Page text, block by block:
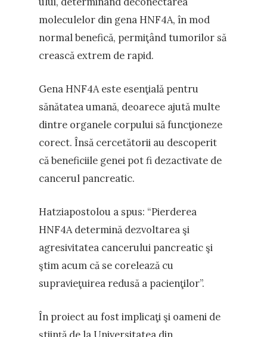
moleculelor din gena HNF4A, în mod
normal benefică, permiţând tumorilor să
crească extrem de rapid.
Gena HNF4A este esenţială pentru
sănătatea umană, deoarece ajută multe
dintre organele corpului să funcţioneze
corect. Însă cercetătorii au descoperit
că beneficiile genei pot fi dezactivate de
cancerul pancreatic.
Hatziapostolou a spus: “Pierderea
HNF4A determină dezvoltarea şi
agresivitatea cancerului pancreatic şi
ştim acum că se corelează cu
supravieţuirea redusă a pacienţilor”.
În proiect au fost implicaţi şi oameni de